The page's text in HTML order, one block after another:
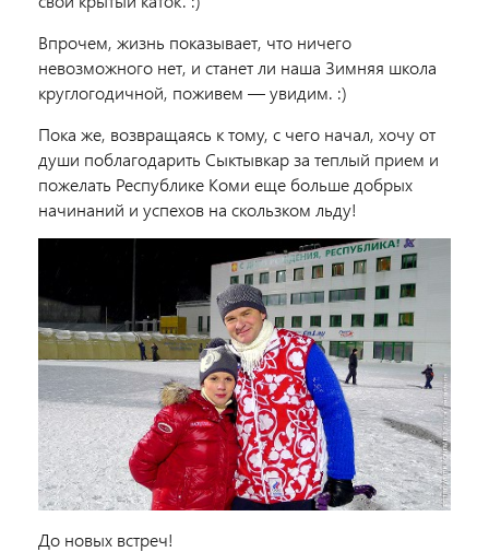
Впрочем, жизнь показывает, что ничего
невозможного нет, и станет ли наша Зимняя школа
круглогодичной, поживем — увидим. :)
Пока же, возвращаясь к тому, с чего начал, хочу от
души поблагодарить Сыктывкар за теплый прием и
пожелать Республике Коми еще больше добрых
начинаний и успехов на скользком льду!
До новых встреч!